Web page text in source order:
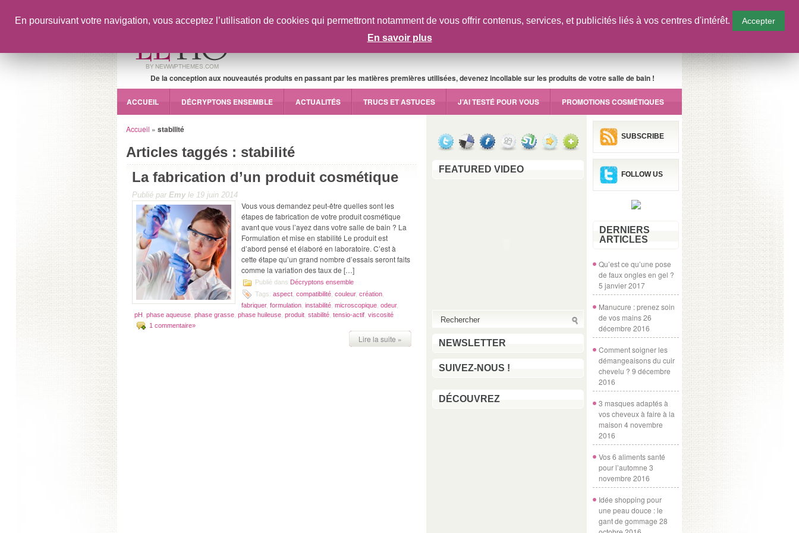
De la conception aux nouveautés produits en passant par les matières premières utilisées, devenez incollable sur les produits de votre salle de bain !
ACCUEIL DÉCRYPTONS ENSEMBLE ACTUALITÉS TRUCS ET ASTUCES J’AI TESTÉ POUR VOUS PROMOTIONS COSMÉTIQUES
Accueil » stabilité
Articles taggés : stabilité
La fabrication d’un produit cosmétique
Publié par Emy le 19 juin 2014
Vous vous demandez peut-être quelles sont les
étapes de fabrication de votre produit cosmétique
avant que vous l’ayez dans votre salle de bain ? La
Formulation et mise en stabilité Le produit est
d’abord pensé et élaboré en laboratoire. C’est à
cette étape qu’un grand nombre d’essais seront faits
comme la variation des taux de […]
Publié dans Décryptons ensemble
Tags: aspect compatibilité couleur, création
fabriquer, formulation instabilité microscopique odeur,
pH phase aqueuse phase grasse phase huileuse produit stabilité tensio-actif viscosité
1 commentaire»
Lire la suite »
FEATURED VIDEO
NEWSLETTER
SUIVEZ-NOUS !
DÉCOUVREZ
SUBSCRIBE
FOLLOW US
DERNIERS
ARTICLES
Qu’est ce qu’une pose
de faux ongles en gel ?
5 janvier 2017
Manucure : prenez soin
de vos mains26
décembre 2016
Comment soigner les
démangeaisons du cuir
chevelu ? 9 décembre
2016
3 masques adaptés à
vos cheveux à faire à la
maison 4 novembre
2016
Vos 6 aliments santé
pour l’automne 3
novembre 2016
Idée shopping pour
une peau douce : le
gant de gommage 28
En poursuivant votre navigation, vous acceptez l’utilisation de cookies qui permettront notamment de vous offrir contenus, services, et publicités liés à vos centres d'intérêt. Accepter
En savoir plus